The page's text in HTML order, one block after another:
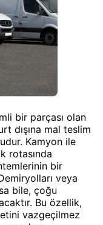
bir parçası olan
dışına mal teslim
Kamyon ile
rotasında
bir
veya
bile, çoğu
Bu özellik,
vazgeçilmez